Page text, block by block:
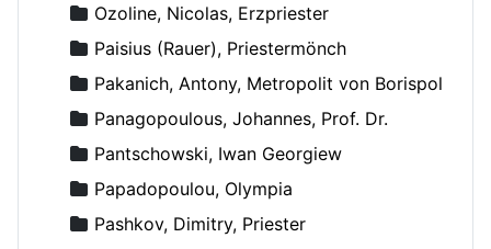
Ozoline, Nicolas, Erzpriester
Paisius (Rauer), Priestermönch
Pakanich, Antony, Metropolit von Borispol
Panagopoulous, Johannes, Prof. Dr.
Pantschowski, Iwan Georgiew
Papadopoulou, Olympia
Pashkov, Dimitry, Priester